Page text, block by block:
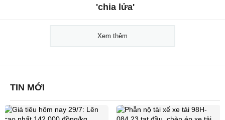
'chia lửa'
Xem thêm
TIN MỚI